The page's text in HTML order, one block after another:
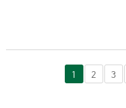
1 2 3